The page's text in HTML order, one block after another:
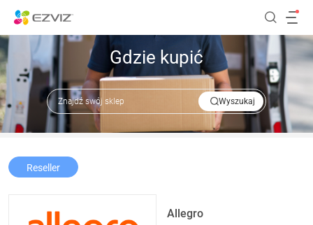
Gdzie kupić
Wyszukaj
Reseller
Allegro